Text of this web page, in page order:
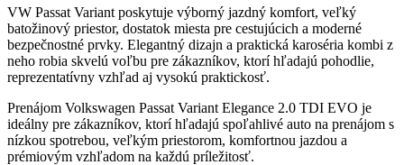
VW Passat Variant poskytuje výborný jazdný komfort, veľký
batožinový priestor, dostatok miesta pre cestujúcich a moderné
bezpečnostné prvky. Elegantný dizajn a praktická karoséria kombi z
neho robia skvelú voľbu pre zákazníkov, ktorí hľadajú pohodlie,
reprezentatívny vzhľad aj vysokú praktickosť.
Prenájom Volkswagen Passat Variant Elegance 2.0 TDI EVO je
ideálny pre zákazníkov, ktorí hľadajú spoľahlivé auto na prenájom s
nízkou spotrebou, veľkým priestorom, komfortnou jazdou a
prémiovým vzhľadom na každú príležitosť.